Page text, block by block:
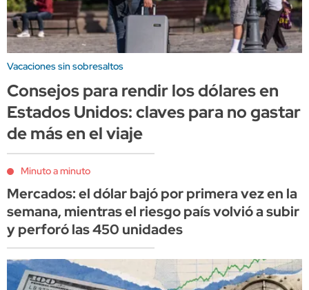
Vacaciones sin sobresaltos
Consejos para rendir los dólares en
Estados Unidos: claves para no gastar
de más en el viaje
Minuto a minuto
Mercados: el dólar bajó por primera vez en la
semana, mientras el riesgo país volvió a subir
y perforó las 450 unidades